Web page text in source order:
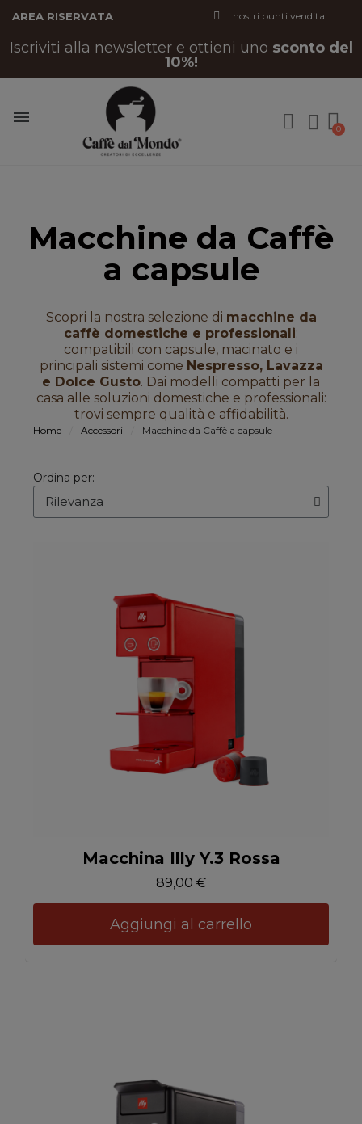
AREA RISERVATA I nostri punti vendita
Iscriviti alla newsletter e ottieni uno sconto del
10%!
Macchine da Caffè
a capsule
Scopri la nostra selezione di macchine da
caffè domestiche e professionali:
compatibili con capsule, macinato e i
principali sistemi come Nespresso, Lavazza
e Dolce Gusto. Dai modelli compatti per la
casa alle soluzioni domestiche e professionali:
trovi sempre qualità e affidabilità.
Home Accessori Macchine da Caffè a capsule
Ordina per:
Anteprima
Macchina Illy Y.3 Rossa
89,00 €
Aggiungi al carrello